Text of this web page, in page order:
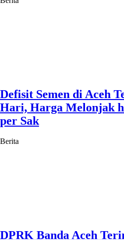
Defisit Semen di Aceh
Hari, Harga Melonjak
per Sak
Berita
DPRK Banda Aceh